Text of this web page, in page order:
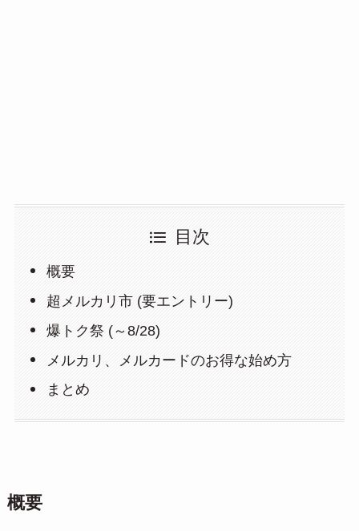
目次
概要
超メルカリ市 (要エントリー)
爆トク祭 (～8/28)
メルカリ、メルカードのお得な始め方
まとめ
概要